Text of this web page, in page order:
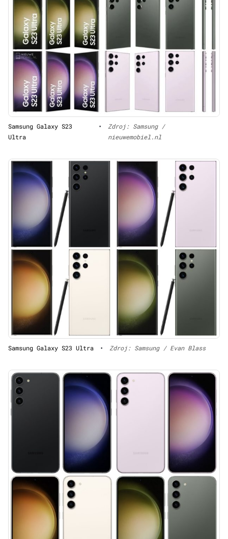
Samsung Galaxy S23
Ultra
•
Zdroj: Samsung /
nieuwemobiel.nl
Samsung Galaxy S23 Ultra • Zdroj: Samsung / Evan Blass